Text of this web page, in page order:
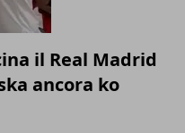
il Real Madrid
ancora ko